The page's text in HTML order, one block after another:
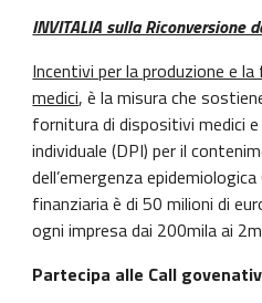
INVITALIA sulla Riconversione
Incentivi per la produzione e
medici, è la misura che
fornitura di dispositivi medici
individuale (DPI) per il
dell’emergenza
finanziaria è di 50 milioni di
ogni impresa dai 200mila ai
Partecipa alle Call